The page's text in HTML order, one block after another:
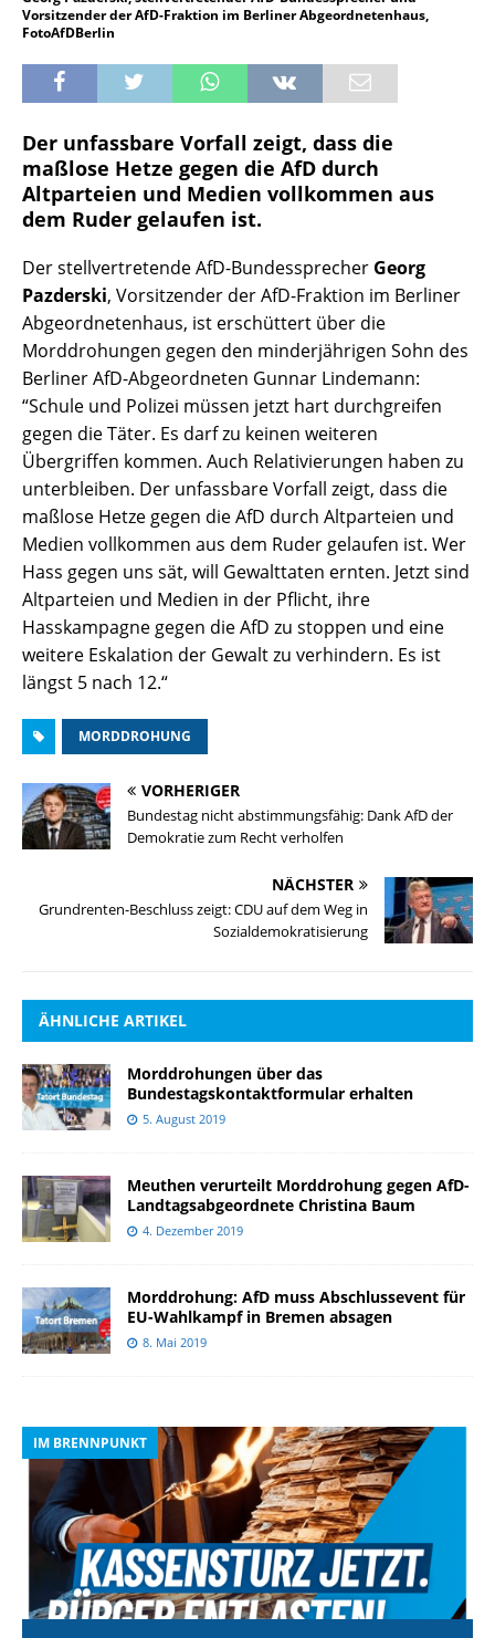
Vorsitzender der AfD-Fraktion im Berliner Abgeordnetenhaus,
FotoAfDBerlin
Der unfassbare Vorfall zeigt, dass die
maßlose Hetze gegen die AfD durch
Altparteien und Medien vollkommen aus
dem Ruder gelaufen ist.
Der stellvertretende AfD-Bundessprecher Georg
Pazderski, Vorsitzender der AfD-Fraktion im Berliner
Abgeordnetenhaus, ist erschüttert über die
Morddrohungen gegen den minderjährigen Sohn des
Berliner AfD-Abgeordneten Gunnar Lindemann:
“Schule und Polizei müssen jetzt hart durchgreifen
gegen die Täter. Es darf zu keinen weiteren
Übergriffen kommen. Auch Relativierungen haben zu
unterbleiben. Der unfassbare Vorfall zeigt, dass die
maßlose Hetze gegen die AfD durch Altparteien und
Medien vollkommen aus dem Ruder gelaufen ist. Wer
Hass gegen uns sät, will Gewalttaten ernten. Jetzt sind
Altparteien und Medien in der Pflicht, ihre
Hasskampagne gegen die AfD zu stoppen und eine
weitere Eskalation der Gewalt zu verhindern. Es ist
längst 5 nach 12.“
MORDDROHUNG
VORHERIGER
Bundestag nicht abstimmungsfähig: Dank AfD der
Demokratie zum Recht verholfen
NÄCHSTER
Grundrenten-Beschluss zeigt: CDU auf dem Weg in
Sozialdemokratisierung
ÄHNLICHE ARTIKEL
Morddrohungen über das
Bundestagskontaktformular erhalten
5. August 2019
Meuthen verurteilt Morddrohung gegen AfD-
Landtagsabgeordnete Christina Baum
4. Dezember 2019
Morddrohung: AfD muss Abschlussevent für
EU-Wahlkampf in Bremen absagen
8. Mai 2019
IM BRENNPUNKT